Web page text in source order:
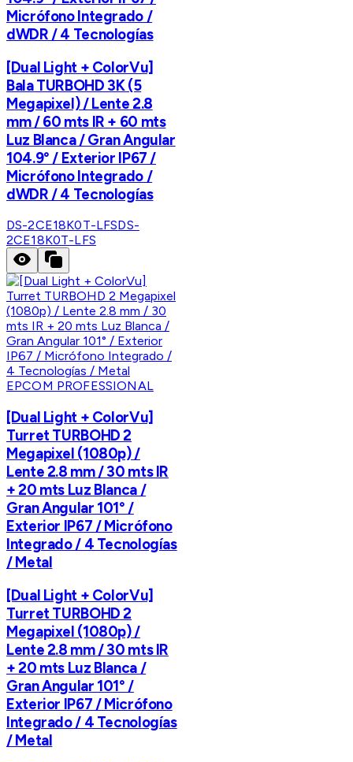
Micrófono Integrado /
dWDR / 4 Tecnologías
[Dual Light + ColorVu]
Bala TURBOHD 3K (5
Megapixel) / Lente 2.8
mm / 60 mts IR + 60 mts
Luz Blanca / Gran Angular
104.9° / Exterior IP67 /
Micrófono Integrado /
dWDR / 4 Tecnologías
DS-2CE18K0T-LFSDS-
2CE18K0T-LFS
EPCOM PROFESSIONAL
[Dual Light + ColorVu]
Turret TURBOHD 2
Megapixel (1080p) /
Lente 2.8 mm / 30 mts IR
+ 20 mts Luz Blanca /
Gran Angular 101° /
Exterior IP67 / Micrófono
Integrado / 4 Tecnologías
/ Metal
[Dual Light + ColorVu]
Turret TURBOHD 2
Megapixel (1080p) /
Lente 2.8 mm / 30 mts IR
+ 20 mts Luz Blanca /
Gran Angular 101° /
Exterior IP67 / Micrófono
Integrado / 4 Tecnologías
/ Metal